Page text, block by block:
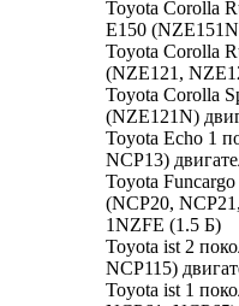
Toyota Corolla
E150
Toyota Corolla
(NZE121,
Toyota Corolla
(NZE121N)
Toyota Echo 1
NCP13)
Toyota
(NCP20,
1NZFE (1.5 Б)
Toyota ist 2
NCP115)
Toyota ist 1